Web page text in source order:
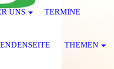
UNS TERMINE
THEMEN